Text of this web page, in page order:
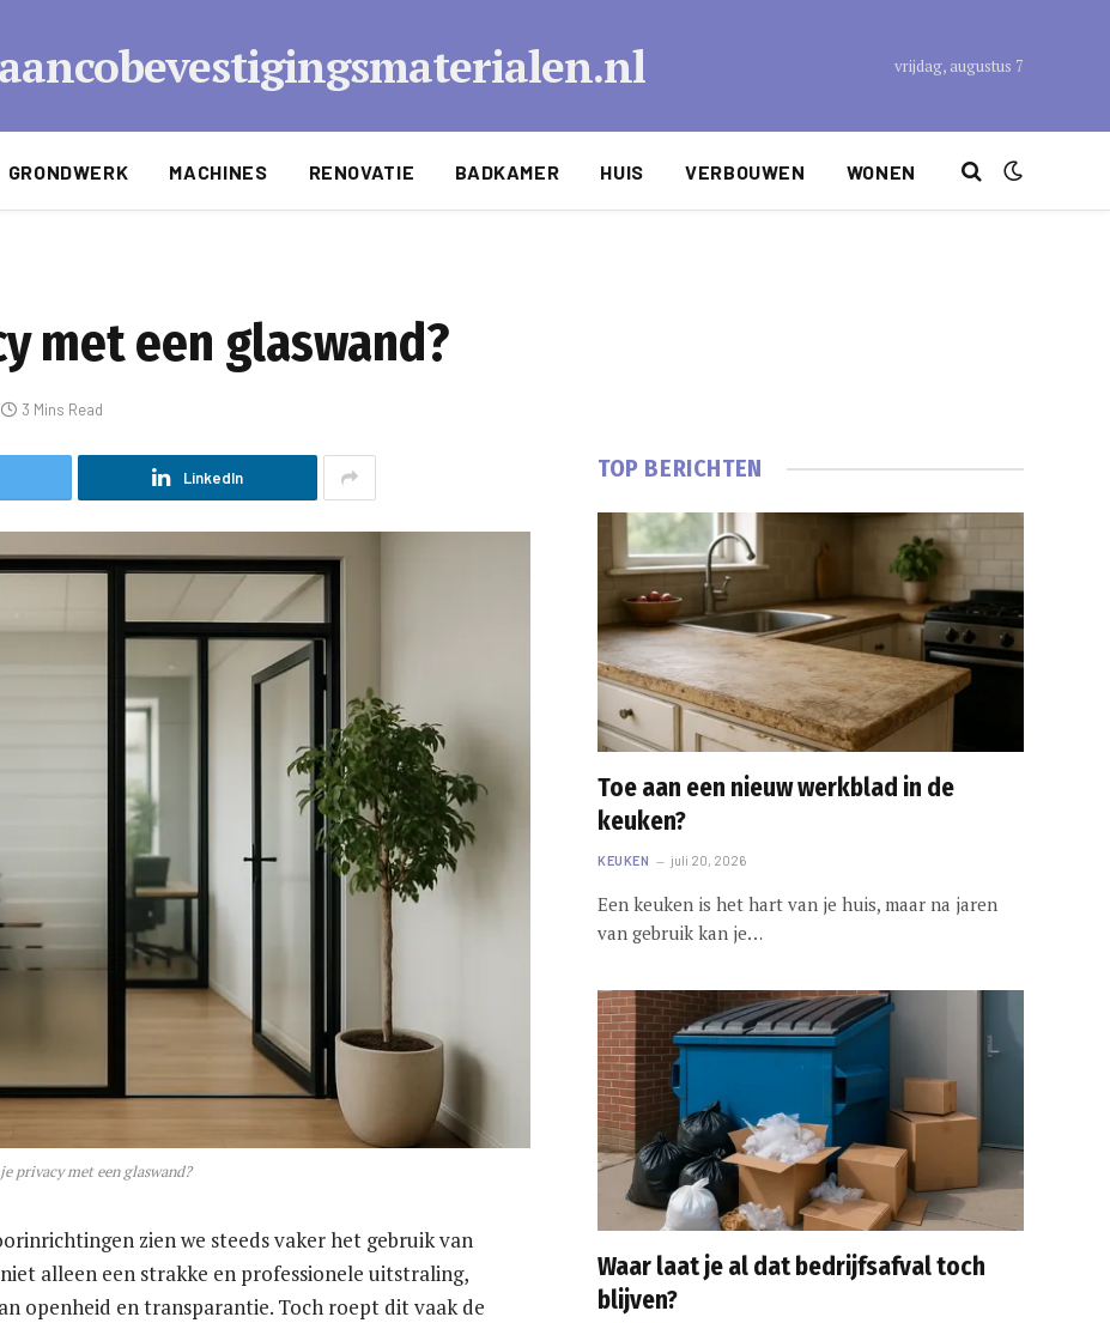
vrijdag, augustus 7
GRONDWERK MACHINES RENOVATIE BADKAMER HUIS VERBOUWEN WONEN
met een glaswand?
3 Mins Read
LinkedIn
privacy met een glaswand?
zien we steeds vaker het gebruik van
alleen een strakke en professionele uitstraling,
openheid en transparantie. Toch roept dit vaak de
TOP BERICHTEN
Toe aan een nieuw werkblad in de
keuken?
KEUKEN juli 20, 2026
Een keuken is het hart van je huis, maar na jaren
van gebruik kan je…
Waar laat je al dat bedrijfsafval toch
blijven?